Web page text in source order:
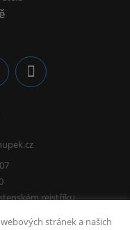
rejstříku
stránek a našich